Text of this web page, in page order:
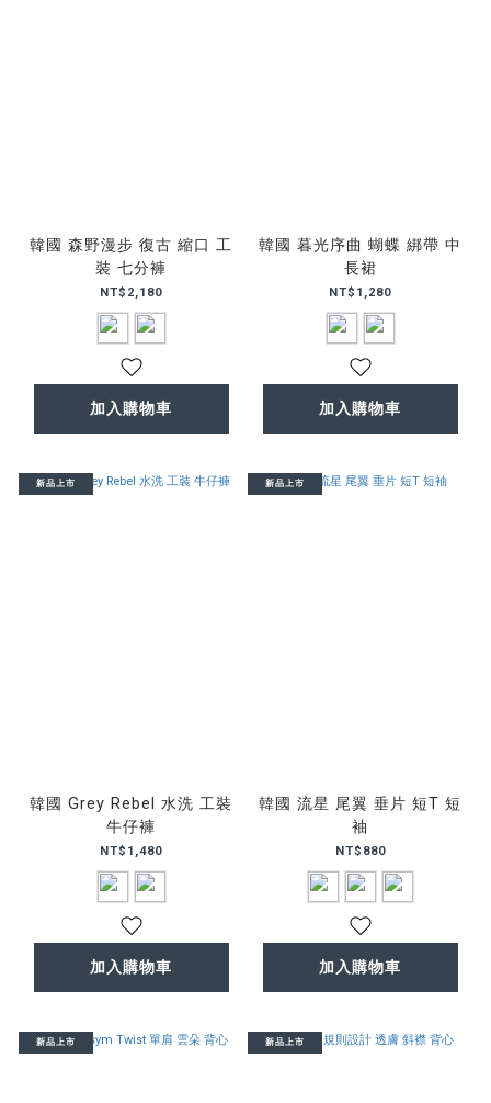
韓國 森野漫步 復古 縮口 工
裝 七分褲
NT$2,180
加入購物車
韓國 暮光序曲 蝴蝶 綁帶 中
長裙
NT$1,280
加入購物車
新品上市
韓國 Grey Rebel 水洗 工裝
牛仔褲
NT$1,480
加入購物車
新品上市
韓國 流星 尾翼 垂片 短T 短
袖
NT$880
加入購物車
新品上市 新品上市